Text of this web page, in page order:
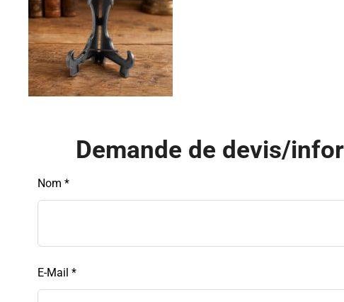
Demande de devis/
Leave
Nom *
E-Mail *